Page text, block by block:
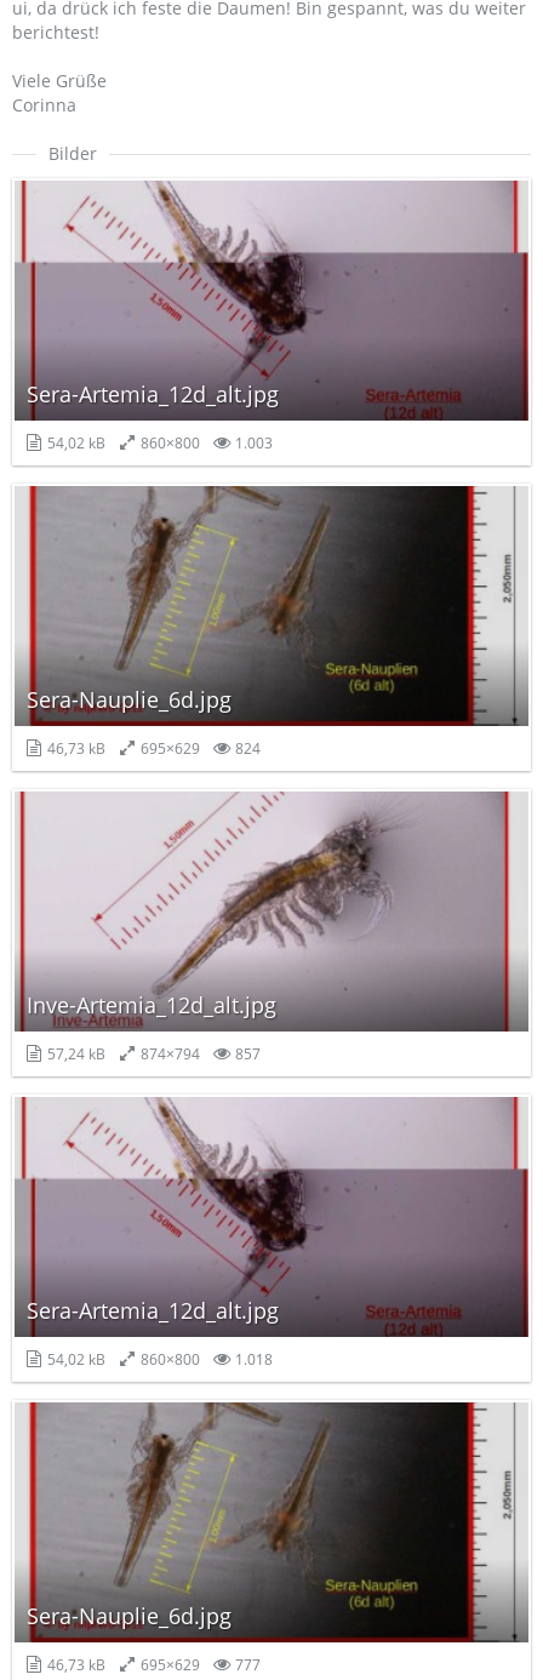
ui, da drück ich feste die Daumen! Bin gespannt, was du weiter
berichtest!
Viele Grüße
Corinna
Bilder
Sera-Artemia_12d_alt.jpg
54,02 kB 860×800 1.003
Sera-Nauplie_6d.jpg
46,73 kB 695×629 824
Inve-Artemia_12d_alt.jpg
57,24 kB 874×794 857
Sera-Artemia_12d_alt.jpg
54,02 kB 860×800 1.018
Sera-Nauplie_6d.jpg
46,73 kB 695×629 777